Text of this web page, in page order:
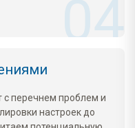
с перечнем проблем и
настроек до